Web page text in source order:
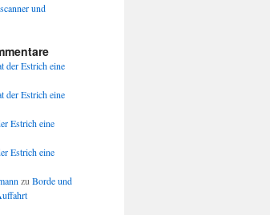
und
der Estrich eine
der Estrich eine
Estrich eine
Estrich eine
zu Borde und